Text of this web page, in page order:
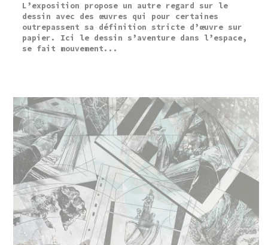
L’exposition propose un autre regard sur le
dessin avec des œuvres qui pour certaines
outrepassent sa définition stricte d’œuvre sur
papier. Ici le dessin s’aventure dans l’espace,
se fait mouvement...